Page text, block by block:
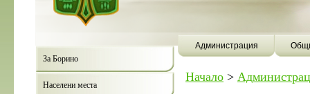
Администрация
За Борино
Населени места
Начало >